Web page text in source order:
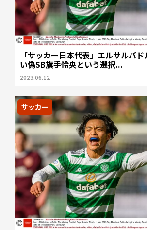
「サッカー日本代表」エルサルバ
い偽SB旗手怜央という選択...
2023.06.12
サッカー